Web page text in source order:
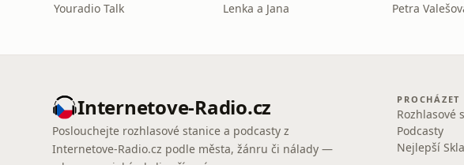
Youradio Talk Lenka a Jana Petra
Internetove-Radio.cz
Poslouchejte rozhlasové stanice a podcasty z
Internetove-Radio.cz podle města, žánru či nálady —
PROCHÁZET
Rozhlasové
Podcasty
Nejlepší